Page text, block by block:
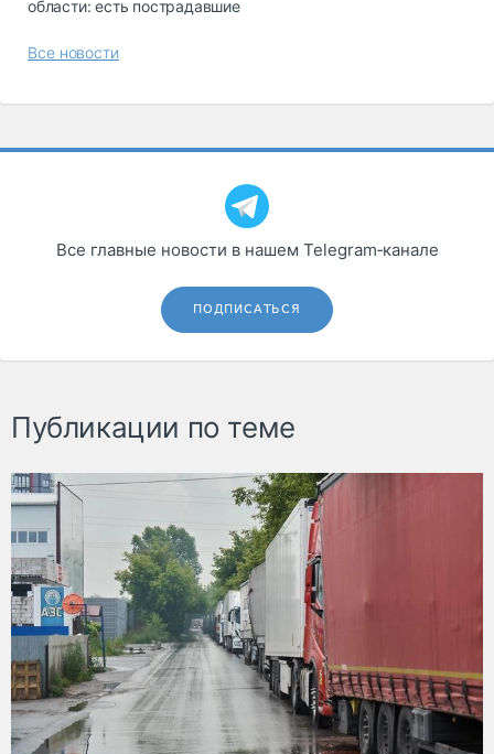
области: есть пострадавшие
Все новости
Все главные новости в нашем Telegram‑канале
ПОДПИСАТЬСЯ
Публикации по теме